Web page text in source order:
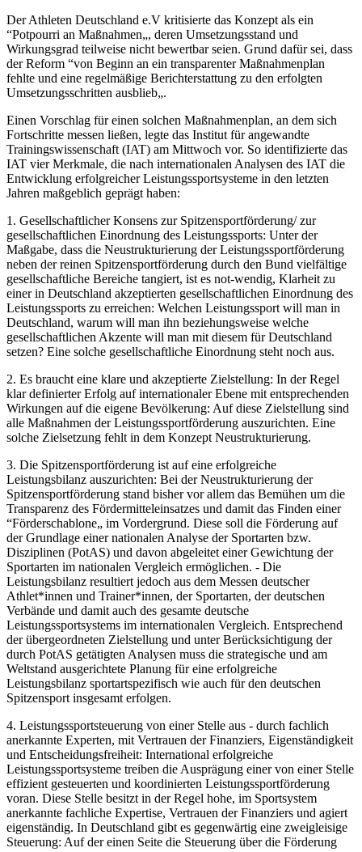
Der Athleten Deutschland e.V kritisierte das Konzept als ein
“Potpourri an Maßnahmen„, deren Umsetzungsstand und
Wirkungsgrad teilweise nicht bewertbar seien. Grund dafür sei, dass
der Reform “von Beginn an ein transparenter Maßnahmenplan
fehlte und eine regelmäßige Berichterstattung zu den erfolgten
Umsetzungsschritten ausblieb„.
Einen Vorschlag für einen solchen Maßnahmenplan, an dem sich
Fortschritte messen ließen, legte das Institut für angewandte
Trainingswissenschaft (IAT) am Mittwoch vor. So identifizierte das
IAT vier Merkmale, die nach internationalen Analysen des IAT die
Entwicklung erfolgreicher Leistungssportsysteme in den letzten
Jahren maßgeblich geprägt haben:
1. Gesellschaftlicher Konsens zur Spitzensportförderung/ zur
gesellschaftlichen Einordnung des Leistungssports: Unter der
Maßgabe, dass die Neustrukturierung der Leistungssportförderung
neben der reinen Spitzensportförderung durch den Bund vielfältige
gesellschaftliche Bereiche tangiert, ist es not-wendig, Klarheit zu
einer in Deutschland akzeptierten gesellschaftlichen Einordnung des
Leistungssports zu erreichen: Welchen Leistungssport will man in
Deutschland, warum will man ihn beziehungsweise welche
gesellschaftlichen Akzente will man mit diesem für Deutschland
setzen? Eine solche gesellschaftliche Einordnung steht noch aus.
2. Es braucht eine klare und akzeptierte Zielstellung: In der Regel
klar definierter Erfolg auf internationaler Ebene mit entsprechenden
Wirkungen auf die eigene Bevölkerung: Auf diese Zielstellung sind
alle Maßnahmen der Leistungssportförderung auszurichten. Eine
solche Zielsetzung fehlt in dem Konzept Neustrukturierung.
3. Die Spitzensportförderung ist auf eine erfolgreiche
Leistungsbilanz auszurichten: Bei der Neustrukturierung der
Spitzensportförderung stand bisher vor allem das Bemühen um die
Transparenz des Fördermitteleinsatzes und damit das Finden einer
“Förderschablone„ im Vordergrund. Diese soll die Förderung auf
der Grundlage einer nationalen Analyse der Sportarten bzw.
Disziplinen (PotAS) und davon abgeleitet einer Gewichtung der
Sportarten im nationalen Vergleich ermöglichen. - Die
Leistungsbilanz resultiert jedoch aus dem Messen deutscher
Athlet*innen und Trainer*innen, der Sportarten, der deutschen
Verbände und damit auch des gesamte deutsche
Leistungssportsystems im internationalen Vergleich. Entsprechend
der übergeordneten Zielstellung und unter Berücksichtigung der
durch PotAS getätigten Analysen muss die strategische und am
Weltstand ausgerichtete Planung für eine erfolgreiche
Leistungsbilanz sportartspezifisch wie auch für den deutschen
Spitzensport insgesamt erfolgen.
4. Leistungssportsteuerung von einer Stelle aus - durch fachlich
anerkannte Experten, mit Vertrauen der Finanziers, Eigenständigkeit
und Entscheidungsfreiheit: International erfolgreiche
Leistungssportsysteme treiben die Ausprägung einer von einer Stelle
effizient gesteuerten und koordinierten Leistungssportförderung
voran. Diese Stelle besitzt in der Regel hohe, im Sportsystem
anerkannte fachliche Expertise, Vertrauen der Finanziers und agiert
eigenständig. In Deutschland gibt es gegenwärtig eine zweigleisige
Steuerung: Auf der einen Seite die Steuerung über die Förderung